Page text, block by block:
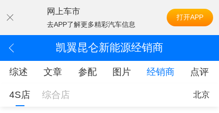
网上车市
去APP了解更多精彩汽车信息
打开APP
凯翼昆仑新能源经销商
综述 文章 参配 图片 经销商 点评
4S店 综合店 北京